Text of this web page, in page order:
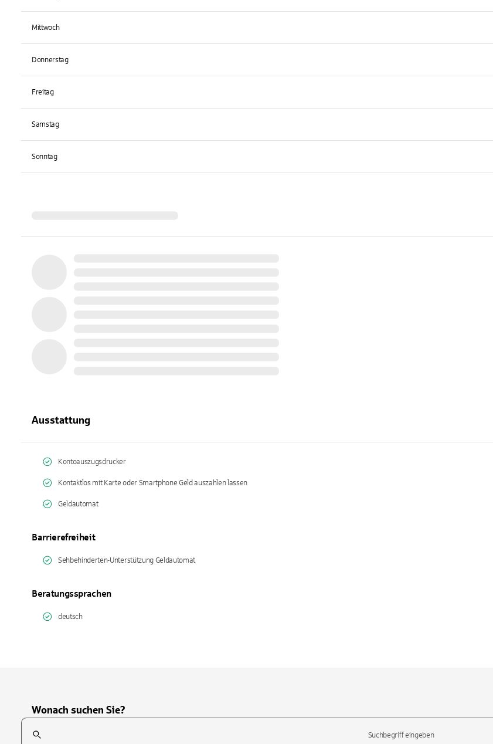
Mittwoch
Donnerstag
Freitag
Samstag
Sonntag
Ausstattung
Kontoauszugsdrucker
Kontaktlos mit Karte oder Smartphone Geld auszahlen lassen
Geldautomat
Barrierefreiheit
Sehbehinderten-Unterstützung Geldautomat
Beratungssprachen
deutsch
Wonach suchen Sie?
Suchfeld